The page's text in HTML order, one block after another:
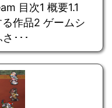
目次1 概要1.1
作品2 ゲームシ
･･･